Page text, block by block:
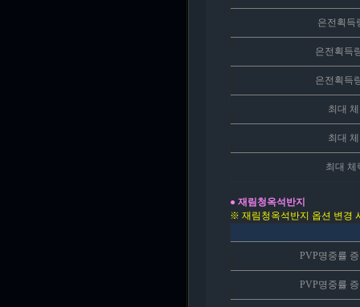
은전획득
은전획득
은전획득
최대
최대
최대 체
● 재림청옥석반지
※ 재림청옥석반지 옵션 변경
PVP명중률
PVP명중률